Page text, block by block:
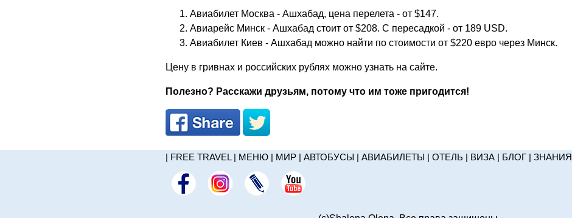
Авиабилет Москва - Ашхабад, цена перелета - от $147.
Авиарейс Минск - Ашхабад стоит от $208. С пересадкой - от 189 USD.
Авиабилет Киев - Ашхабад можно найти по стоимости от $220 евро через Минск.
Цену в гривнах и российских рублях можно узнать на сайте.
Полезно? Расскажи друзьям, потому что им тоже пригодится!
| FREE TRAVEL| МЕНЮ | МИР | АВТОБУСЫ | АВИАБИЛЕТЫ | ОТЕЛЬ | ВИЗА | БЛОГ | ЗНАНИЯ